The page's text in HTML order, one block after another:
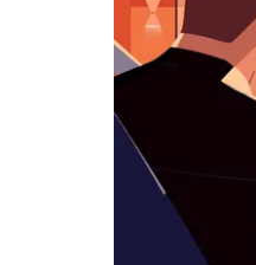
日
期。
退